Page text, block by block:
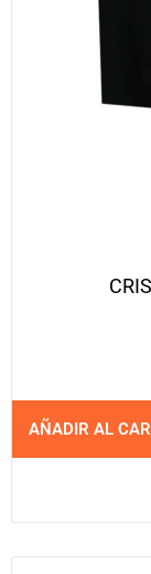
AÑADIR AL